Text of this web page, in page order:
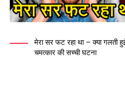
मेरा सर फट रहा था – क्या गलती
चमत्कार की सच्ची घटना